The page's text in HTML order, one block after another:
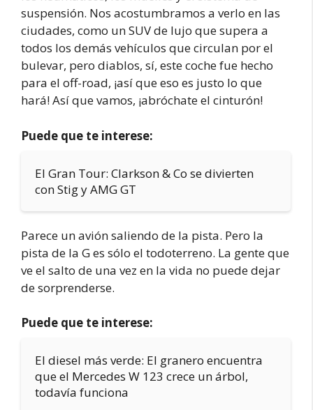
suspensión. Nos acostumbramos a verlo en las
ciudades, como un SUV de lujo que supera a
todos los demás vehículos que circulan por el
bulevar, pero diablos, sí, este coche fue hecho
para el off-road, ¡así que eso es justo lo que
hará! Así que vamos, ¡abróchate el cinturón!
Puede que te interese:
El Gran Tour: Clarkson & Co se divierten
con Stig y AMG GT
Parece un avión saliendo de la pista. Pero la
pista de la G es sólo el todoterreno. La gente que
ve el salto de una vez en la vida no puede dejar
de sorprenderse.
Puede que te interese:
El diesel más verde: El granero encuentra
que el Mercedes W 123 crece un árbol,
todavía funciona